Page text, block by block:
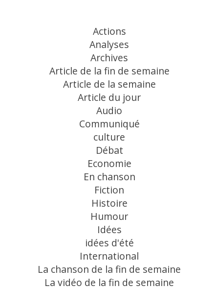
Actions
Analyses
Archives
Article de la fin de semaine
Article de la semaine
Article du jour
Audio
Communiqué
culture
Débat
Economie
En chanson
Fiction
Histoire
Humour
Idées
idées d'été
International
La chanson de la fin de semaine
La vidéo de la fin de semaine